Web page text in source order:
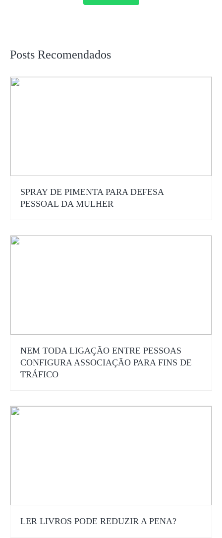
Posts Recomendados
SPRAY DE PIMENTA PARA DEFESA
PESSOAL DA MULHER
NEM TODA LIGAÇÃO ENTRE PESSOAS
CONFIGURA ASSOCIAÇÃO PARA FINS DE
TRÁFICO
LER LIVROS PODE REDUZIR A PENA?